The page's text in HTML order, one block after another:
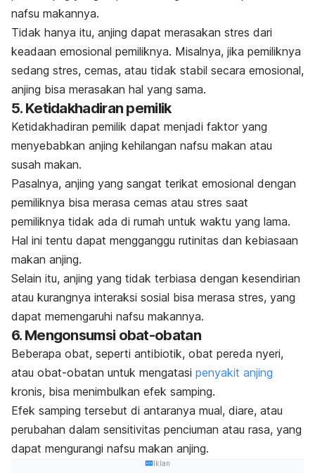
nafsu makannya.
Tidak hanya itu, anjing dapat merasakan stres dari
keadaan emosional pemiliknya. Misalnya, jika pemiliknya
sedang stres, cemas, atau tidak stabil secara emosional,
anjing bisa merasakan hal yang sama.
5. Ketidakhadiran pemilik
Ketidakhadiran pemilik dapat menjadi faktor yang
menyebabkan anjing kehilangan nafsu makan atau
susah makan.
Pasalnya, anjing yang sangat terikat emosional dengan
pemiliknya bisa merasa cemas atau stres saat
pemiliknya tidak ada di rumah untuk waktu yang lama.
Hal ini tentu dapat mengganggu rutinitas dan kebiasaan
makan anjing.
Selain itu, anjing yang tidak terbiasa dengan kesendirian
atau kurangnya interaksi sosial bisa merasa stres, yang
dapat memengaruhi nafsu makannya.
6. Mengonsumsi obat-obatan
Beberapa obat, seperti antibiotik, obat pereda nyeri,
atau obat-obatan untuk mengatasi penyakit anjing
kronis, bisa menimbulkan efek samping.
Efek samping tersebut di antaranya mual, diare, atau
perubahan dalam sensitivitas penciuman atau rasa, yang
dapat mengurangi nafsu makan anjing.
Iklan